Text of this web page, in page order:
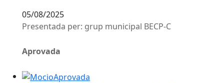
05/08/2025
Presentada per: grup municipal BECP-C
Aprovada
Moció presentada pels grups municipals ERC-AM,